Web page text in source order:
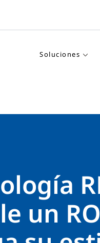
Soluciones
un